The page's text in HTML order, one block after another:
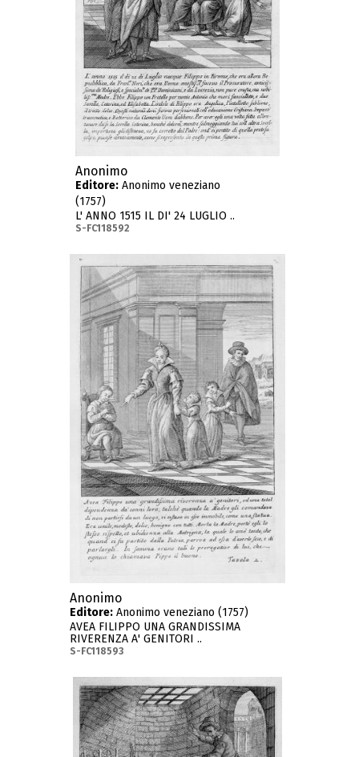
Anonimo
Editore: Anonimo veneziano
(1757)
L' ANNO 1515 IL DI' 24 LUGLIO ..
S-FC118592
Anonimo
Editore: Anonimo veneziano (1757)
AVEA FILIPPO UNA GRANDISSIMA
RIVERENZA A' GENITORI ..
S-FC118593